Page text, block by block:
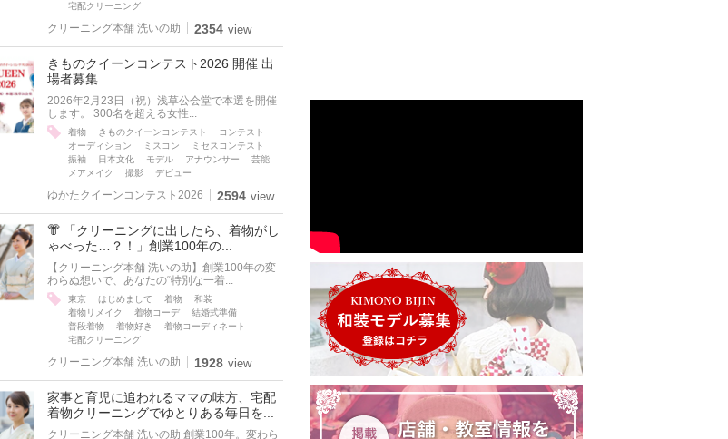
宅配クリーニング
クリーニング本舗 洗いの助 2354 view
きものクイーンコンテスト2026 開催 出
場者募集
2026年2月23日（祝）浅草公会堂で本選を開催
します。 300名を超える女性...
着物 きものクイーンコンテスト
コンテスト
オーディション
ミスコン
ミセスコンテスト
振袖
日本文化 モデル アナウンサー
芸能
メアメイク
撮影 デビュー
ゆかたクイーンコンテスト2026 2594 view
👘 「クリーニングに出したら、着物がし
ゃべった…？！」創業100年の...
【クリーニング本舗 洗いの助】創業100年の変
わらぬ想いで、あなたの“特別な一着...
東京 はじめまして 着物
和装
着物リメイク
着物コーデ
結婚式準備
普段着物
着物好き
着物コーディネート
宅配クリーニング
クリーニング本舗 洗いの助 1928 view
家事と育児に追われるママの味方、宅配
着物クリーニングでゆとりある毎日を...
クリーニング本舗 洗いの助 創業100年。変わら